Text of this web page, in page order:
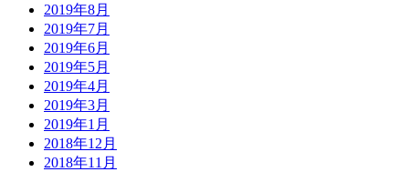
2019年8月
2019年7月
2019年6月
2019年5月
2019年4月
2019年3月
2019年1月
2018年12月
2018年11月